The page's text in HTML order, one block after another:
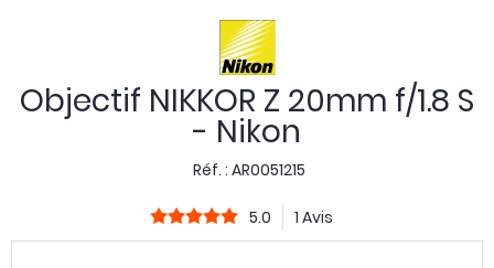
Objectif NIKKOR Z 20mm f/1.8 S
- Nikon
Réf. : AR0051215
5.0 1 Avis